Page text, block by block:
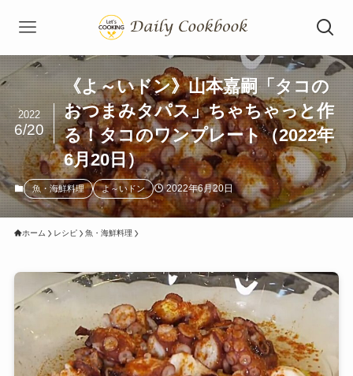
《よ～いドン》山本嘉嗣「タコの
おつまみタパス」ちゃちゃっと作
る！タコのワンプレート（2022年
6月20日）
2022
6/20
魚・海鮮料理 よ～いドン 2022年6月20日
ホーム レシピ 魚・海鮮料理